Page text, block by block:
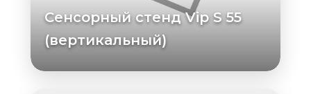
Сенсорный стенд Vip S 55
(вертикальный)